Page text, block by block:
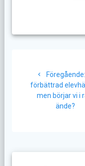
Föregående:
förbättrad
men börjar vi i
ände?